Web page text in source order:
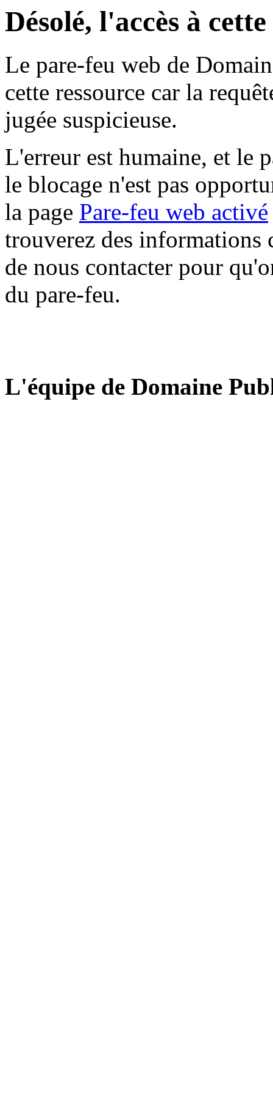
Désolé, l'accès à
Le pare-feu web de
cette ressource car la
jugée suspicieuse.
L'erreur est humaine, et le
le blocage n'est pas
la page Pare-feu web activé
trouverez des informations
de nous contacter pour
du pare-feu.
L'équipe de Domaine